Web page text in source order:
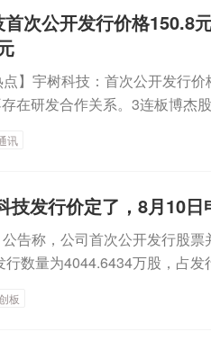
子公司中标4728.15万元
元—1亿元回购股份。扬帆新
实际控制人王兴兴通过表决
工股权激励平台上海宇翼持股
杉中国合计持股7.1149%，经
蚁集团、腾讯科技亦少量参股
超过65.31%，前述外部股东
树科技招股意向书披露，2025
向书，宇树科技本次公开发行
发项目、智能机器人制造基地
等参与值得注意的是，公告
阵容包括全国社保基金六零
次公开发行价格150.8
】宇树科技：首次公开发行
在研发合作关系。3连板博杰
销售收入仅占公司营收的
半导体和尤品新材料各45%
八加一控股权。名家汇：拟
。兴发集团：拟定增募资不超
不超20亿元，用于高端印制
用于高性能碳纤维等项目。皖
讯
技发行价定了，8月10日
告称，公司首次公开发行股
数量为4044.6434万股，占
板